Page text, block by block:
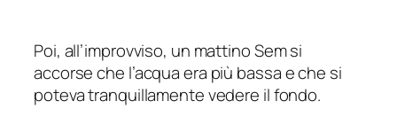
Poi, all’improvviso, un mattino Sem si
accorse che l’acqua era più bassa e che si
poteva tranquillamente vedere il fondo.